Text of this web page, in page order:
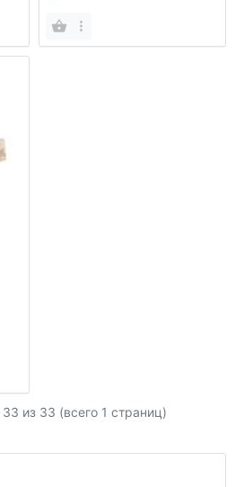
33 из 33 (всего 1 страниц)